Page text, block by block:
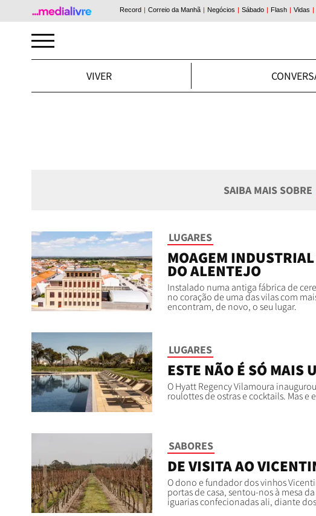
VIVER
SAIBA MAIS SOBRE
LUGARES
MOAGEM
DO ALENTEJO
Instalado numa antiga fábrica de
no coração de uma das vilas com
encontram, de novo, o seu lugar.
LUGARES
ESTE NÃO É SÓ MAIS
O Hyatt Regency Vilamoura
roulottes de ostras e cocktails. Mas e
SABORES
DE VISITA AO
O dono e fundador dos vinhos
portas de casa, sentou-nos à mesa
iguarias confecionadas ali, diante